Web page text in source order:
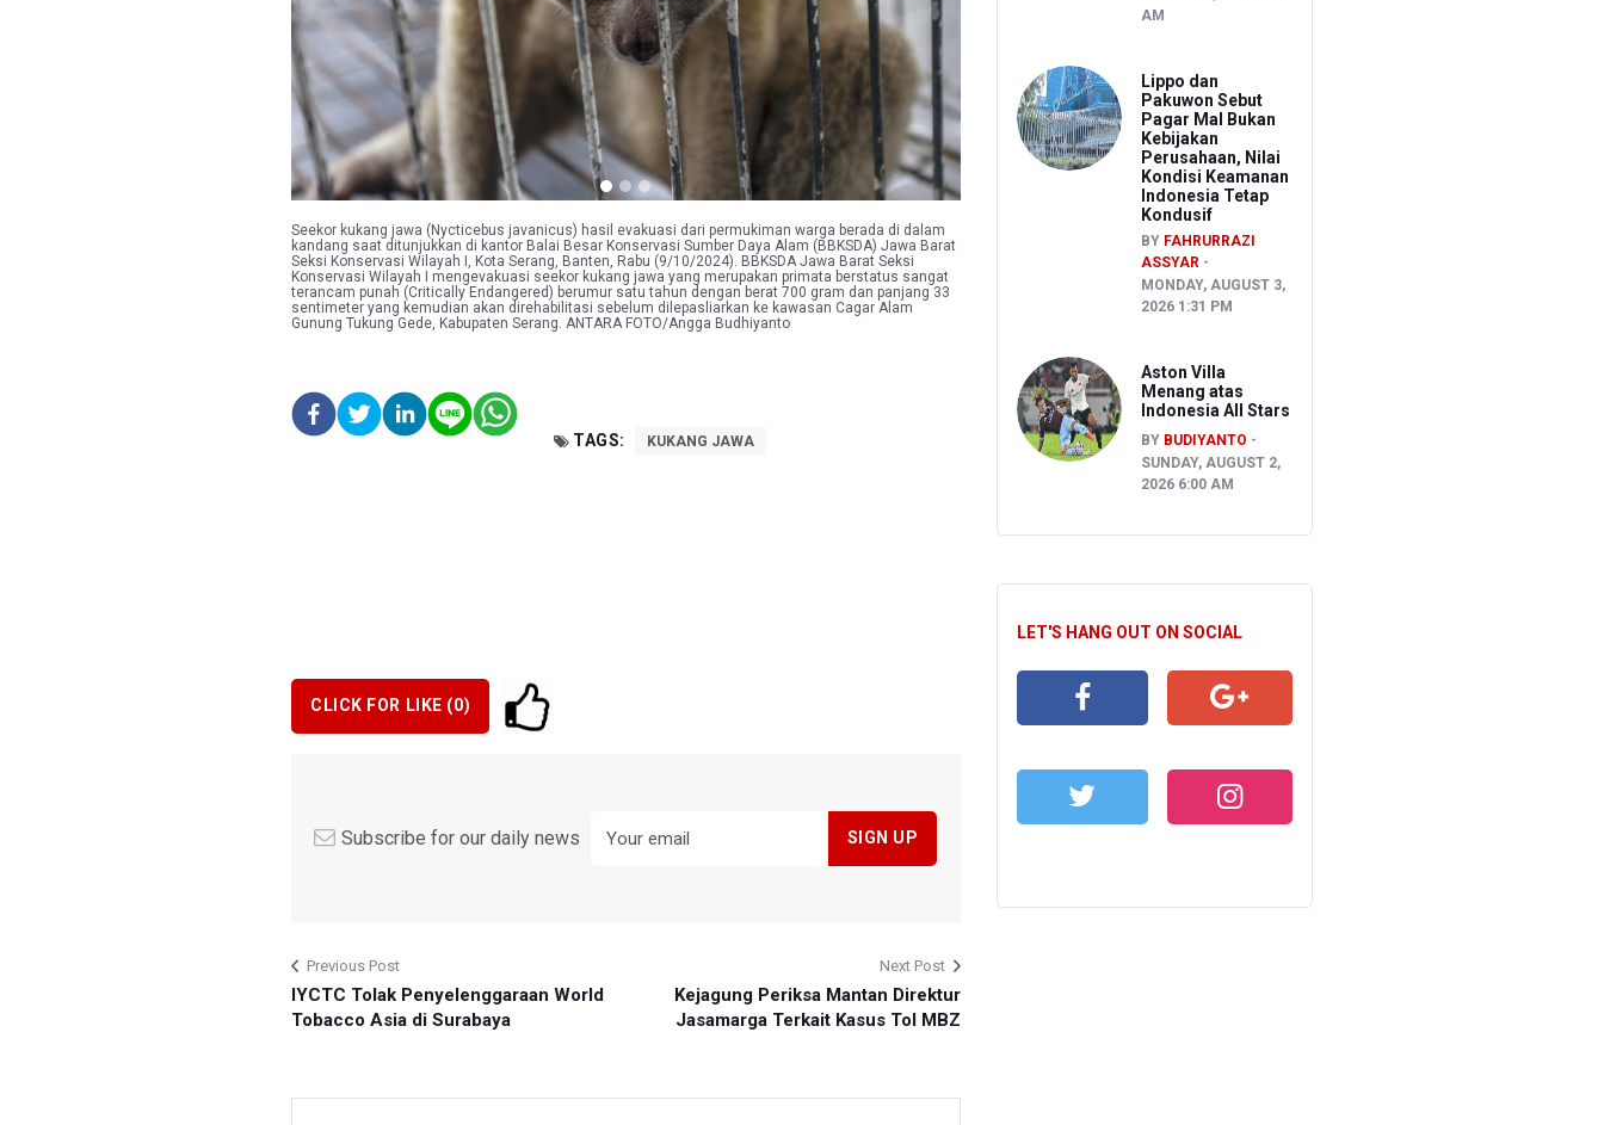
Seekor kukang jawa (Nycticebus javanicus) hasil evakuasi dari permukiman warga berada di dalam
kandang saat ditunjukkan di kantor Balai Besar Konservasi Sumber Daya Alam (BBKSDA) Jawa Barat
Seksi Konservasi Wilayah I, Kota Serang, Banten, Rabu (9/10/2024). BBKSDA Jawa Barat Seksi
Konservasi Wilayah I mengevakuasi seekor kukang jawa yang merupakan primata berstatus sangat
terancam punah (Critically Endangered) berumur satu tahun dengan berat 700 gram dan panjang 33
sentimeter yang kemudian akan direhabilitasi sebelum dilepasliarkan ke kawasan Cagar Alam
Gunung Tukung Gede, Kabupaten Serang. ANTARA FOTO/Angga Budhiyanto
TAGS: KUKANG JAWA
CLICK FOR LIKE (0)
Subscribe for our daily news
Previous Post
IYCTC Tolak Penyelenggaraan World
Tobacco Asia di Surabaya
Next Post
Kejagung Periksa Mantan Direktur
Jasamarga Terkait Kasus Tol MBZ
AM
Lippo dan
Pakuwon Sebut
Pagar Mal Bukan
Kebijakan
Perusahaan, Nilai
Kondisi Keamanan
Indonesia Tetap
Kondusif
BY FAHRURRAZI
ASSYAR
MONDAY, AUGUST 3,
2026 1:31 PM
Aston Villa
Menang atas
Indonesia All Stars
BY BUDIYANTO
SUNDAY, AUGUST 2,
2026 6:00 AM
LET'S HANG OUT ON SOCIAL